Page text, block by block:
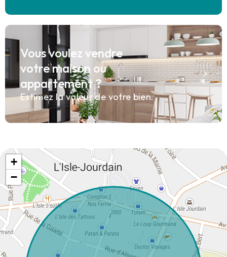
Vous voulez vendre
votre maison ou
appartement ?
Estimez la valeur de votre bien.
+
−